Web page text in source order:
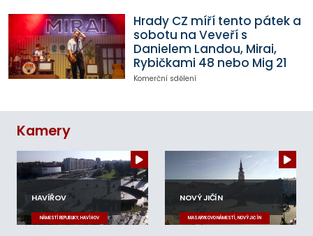
Hrady CZ míří tento pátek a
sobotu na Veveří s
Danielem Landou, Mirai,
Rybičkami 48 nebo Mig 21
Komerční sdělení
Kamery
HAVÍŘOV
NÁMĚSTÍ REPUBLIKY, HAVÍŘOV
NOVÝ JIČÍN
MASARYKOVO NÁMĚSTÍ, NOVÝ JIČÍN